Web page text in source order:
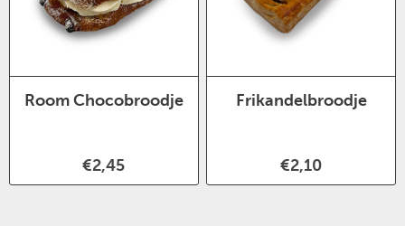
Room Chocobroodje
€2,45
Frikandelbroodje
€2,10